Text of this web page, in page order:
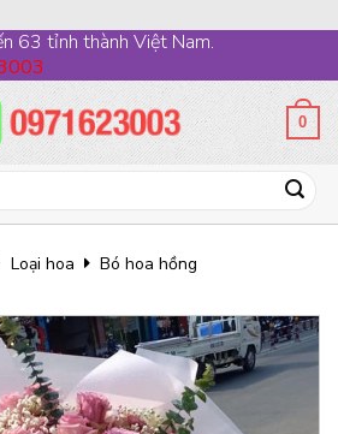
63 tỉnh thành Việt Nam.
0
Loại hoa Bó hoa hồng